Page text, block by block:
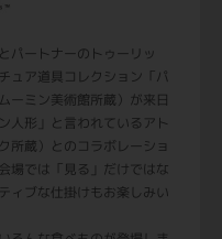
パートナーのトゥーリッ
ュア道具コレクション「パ
ーミン美術館所蔵）が来日
人形」と言われているアト
所蔵）とのコラボレーショ
場では「見る」だけではな
ィブな仕掛けもお楽しみい